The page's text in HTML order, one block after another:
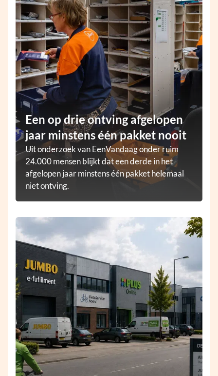
Een op drie ontving afgelopen
jaar minstens één pakket nooit
Uit onderzoek van EenVandaag onder ruim
24.000 mensen blijkt dat een derde in het
afgelopen jaar minstens één pakket helemaal
niet ontving.